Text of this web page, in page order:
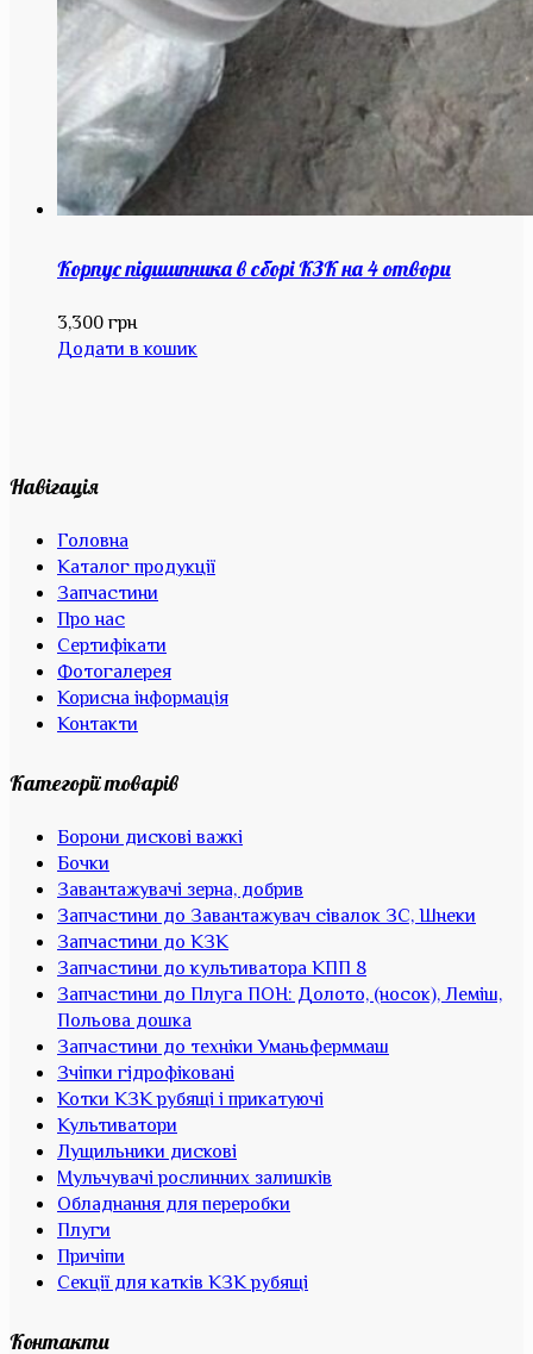
Корпус підшипника в сборі КЗК на 4 отвори
3,300грн
Додати в кошик
Навігація
Головна
Каталог продукції
Запчастини
Про нас
Сертифікати
Фотогалерея
Корисна інформація
Контакти
Категорії товарів
Борони дискові важкі
Бочки
Завантажувачі зерна, добрив
Запчастини до Завантажувач сівалок ЗС, Шнеки
Запчастини до КЗК
Запчастини до культиватора КПП 8
Запчастини до Плуга ПОН: Долото, (носок), Леміш,
Польова дошка
Запчастини до техніки Уманьферммаш
Зчіпки гідрофіковані
Котки КЗК рубящі і прикатуючі
Культиватори
Лущильники дискові
Мульчувачі рослинних залишків
Обладнання для переробки
Плуги
Причіпи
Секції для катків КЗК рубящі
Контакти